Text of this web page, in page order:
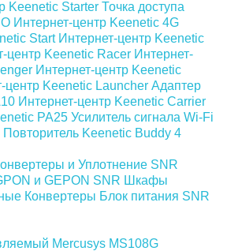
Keenetic Starter Точка доступа
Интернет-центр Keenetic 4G
Start Интернет-центр Keenetic
центр Keenetic Racer Интернет-
Интернет-центр Keenetic
центр Keenetic Launcher Адаптер
Интернет-центр Keenetic Carrier
PA25 Усилитель сигнала Wi-Fi
Повторитель Keenetic Buddy 4
и Уплотнение SNR
и GEPON SNR Шкафы
Конвертеры Блок питания SNR
Mercusys MS108G